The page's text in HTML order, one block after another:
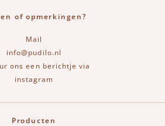
of opmerkingen?
Mail
info@pudilo.nl
ons een berichtje via
instagram
Producten